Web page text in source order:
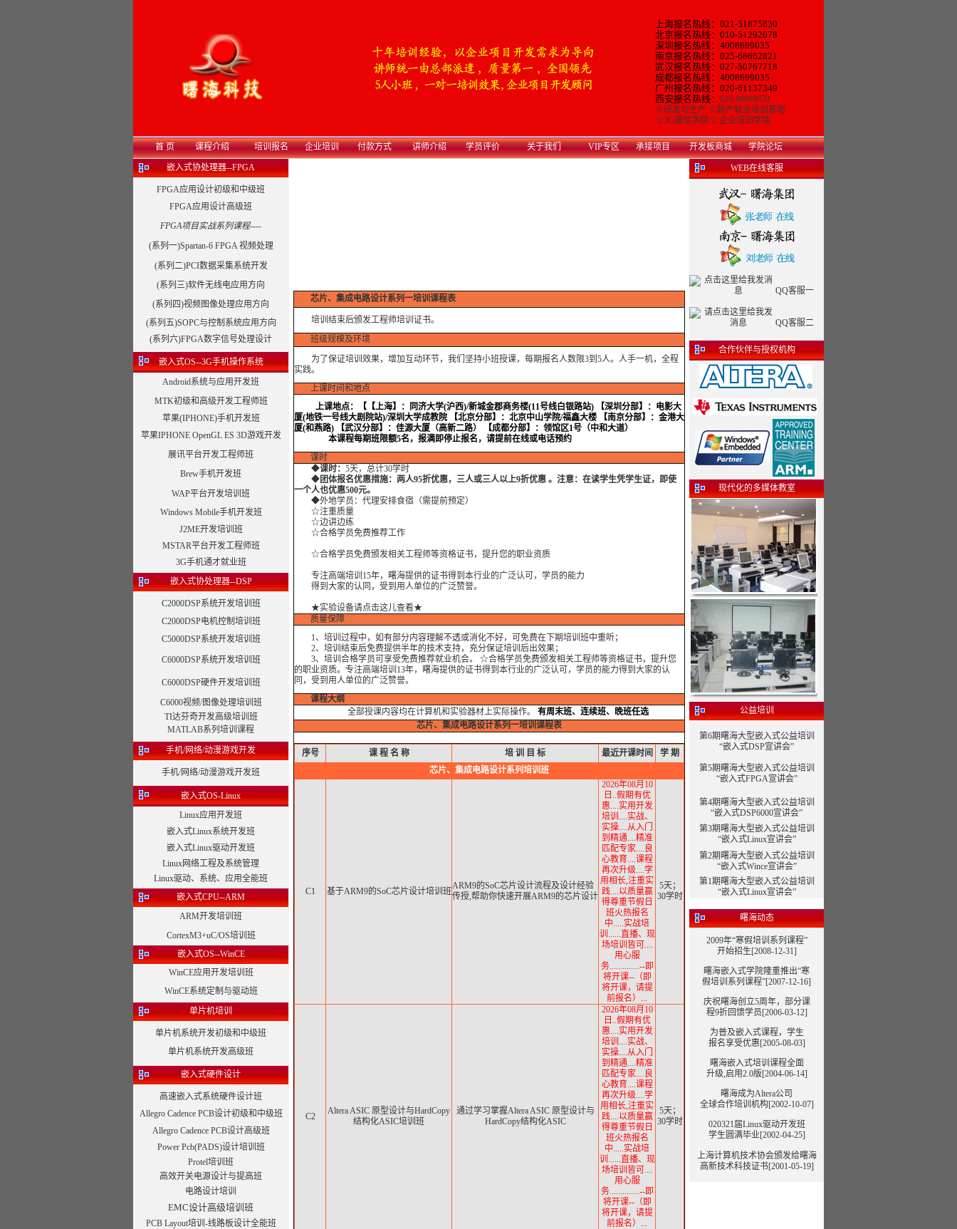
上海报名热线：021-51875830
北京报名热线：010-51292078
深圳报名热线：4008699035
南京报名热线：025-68662821
武汉报名热线：027-50767718
成都报名热线：4008699035
广州报名热线： 020-61137349
西安报名热线： 029-86699670
☆研发与生产 ☆脱产就业培训基地
☆3G通信学院 ☆企业培训学院
首 页 课程介绍 培训报名 企业培训 付款方式 讲师介绍 学员评价 关于我们 VIP专区 承接项目 开发板商城 学院论坛
嵌入式协处理器--FPGA
FPGA应用设计初级和中级班
FPGA应用设计高级班
FPGA项目实战系列课程----
(系列一)Spartan-6 FPGA 视频处理
(系列二)PCI数据采集系统开发
(系列三)软件无线电应用方向
(系列四)视频图像处理应用方向
(系列五)SOPC与控制系统应用方向
(系列六)FPGA数字信号处理设计
嵌入式OS--3G手机操作系统
Android系统与应用开发班
MTK初级和高级开发工程师班
苹果(IPHONE)手机开发班
苹果IPHONE OpenGL ES 3D游戏开发
展讯平台开发工程师班
Brew手机开发班
WAP平台开发培训班
Windows Mobile手机开发班
J2ME开发培训班
MSTAR平台开发工程师班
3G手机通才就业班
嵌入式协处理器--DSP
C2000DSP系统开发培训班
C2000DSP电机控制培训班
C5000DSP系统开发培训班
C6000DSP系统开发培训班
C6000DSP硬件开发培训班
C6000视频/图像处理培训班
TI达芬奇开发高级培训班
MATLAB系列培训课程
手机/网络/动漫游戏开发
手机/网络/动漫游戏开发班
嵌入式OS-Linux
Linux应用开发班
嵌入式Linux系统开发班
嵌入式Linux驱动开发班
Linux网络工程及系统管理
Linux驱动、系统、应用全能班
嵌入式CPU--ARM
ARM开发培训班
CortexM3+uC/OS培训班
嵌入式OS--WinCE
WinCE应用开发培训班
WinCE系统定制与驱动班
单片机培训
单片机系统开发初级和中级班
单片机系统开发高级班
嵌入式硬件设计
高速嵌入式系统硬件设计班
Allegro Cadence PCB设计初级和中级班
Allegro Cadence PCB设计高级班
Power Pcb(PADS)设计培训班
Protel培训班
高效开关电源设计与提高班
电路设计培训
EMC设计高级培训班
PCB Layout培训-线路板设计全能班
WEB在线客服
QQ客服一
QQ客服二
合作伙伴与授权机构
现代化的多媒体教室
公益培训
第6期曙海大型嵌入式公益培训
“嵌入式DSP宣讲会”
第5期曙海大型嵌入式公益培训
“嵌入式FPGA宣讲会”
第4期曙海大型嵌入式公益培训
“嵌入式DSP6000宣讲会”
第3期曙海大型嵌入式公益培训
“嵌入式Linux宣讲会”
第2期曙海大型嵌入式公益培训
“嵌入式Wince宣讲会”
第1期曙海大型嵌入式公益培训
“嵌入式Linux宣讲会”
曙海动态
2009年“寒假培训系列课程”
开始招生[2008-12-31]
曙海嵌入式学院隆重推出“寒
假培训系列课程”[2007-12-16]
庆祝曙海创立5周年，部分课
程9折回馈学员[2006-03-12]
为普及嵌入式课程，学生
报名享受优惠[2005-08-03]
曙海嵌入式培训课程全面
升级,启用2.0版[2004-06-14]
曙海成为Altera公司
全球合作培训机构[2002-10-07]
020321届Linux驱动开发班
学生圆满毕业[2002-04-25]
上海计算机技术协会颁发给曙海
高新技术科技证书[2001-05-19]
芯片、集成电路设计系列一培训课程表
培训结束后颁发工程师培训证书。
班级规模及环境
为了保证培训效果，增加互动环节，我们坚持小班授课，每期报名人数限3到5人。人手一机，全程
实践。
上课时间和地点
上课地点：
【【上海】：同济大学(沪西)/新城金郡商务楼(11号线白银路站) 【深圳分部】：电影大
厦(地铁一号线大剧院站)/深圳大学成教院 【北京分部】：北京中山学院/福鑫大楼 【南京分部】：金港大
厦(和燕路) 【武汉分部】：佳源大厦（高新二路） 【成都分部】：领馆区1号（中和大道）
本课程每期班限额5名，报满即停止报名，请提前在线或电话预约
课时
◆课时： 5天，总计30学时
◆团体报名优惠措施：两人95折优惠，三人或三人以上9折优惠 。注意：在读学生凭学生证，即使
一个人也优惠500元。
◆外地学员：代理安排食宿（需提前预定）
☆注重质量
☆边讲边练
☆合格学员免费推荐工作
☆合格学员免费颁发相关工程师等资格证书，提升您的职业资质
专注高端培训15年，曙海提供的证书得到本行业的广泛认可，学员的能力
得到大家的认同，受到用人单位的广泛赞誉。
★实验设备请点击这儿查看★
质量保障
1、培训过程中，如有部分内容理解不透或消化不好，可免费在下期培训班中重听；
2、培训结束后免费提供半年的技术支持，充分保证培训后出效果；
3、培训合格学员可享受免费推荐就业机会。 ☆合格学员免费颁发相关工程师等资格证书，提升您
的职业资质。专注高端培训13年，曙海提供的证书得到本行业的广泛认可，学员的能力得到大家的认
同，受到用人单位的广泛赞誉。
课程大纲
全部授课内容均在计算机和实验器材上实际操作。
有周末班、连续班、晚班任选
芯片、集成电路设计系列一培训课程表
序号 课 程 名 称 培 训 目 标 最近开课时间 学 期
芯片、集成电路设计系列培训班
C1 基于ARM9的SoC芯片设计培训班
ARM9的SoC芯片设计流程及设计经验
传授,帮助你快速开展ARM9的芯片设计
2026年08月10
日..假期有优
惠....实用开发
培训....实战、
实操....从入门
到精通....精准
匹配专家....良
心教育....课程
再次升级....学
用相长,注重实
践....以质量赢
得尊重节假日
班火热报名
中.....实战培
训......直播、现
场培训皆可....
用心服
务..............--即
将开课--（即
将开课，请提
前报名）...
5天；
30学时
C2
Altera ASIC 原型设计与HardCopy
结构化ASIC培训班
通过学习掌握Altera ASIC 原型设计与
HardCopy结构化ASIC
2026年08月10
日..假期有优
惠....实用开发
培训....实战、
实操....从入门
到精通....精准
匹配专家....良
心教育....课程
再次升级....学
用相长,注重实
践....以质量赢
得尊重节假日
班火热报名
中.....实战培
训......直播、现
场培训皆可....
用心服
务..............--即
将开课--（即
将开课，请提
前报名）...
5天；
30学时